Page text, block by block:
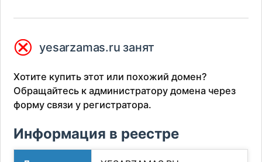
⮿ yesarzamas.ru занят
Хотите купить этот или похожий домен?
Обращайтесь к администратору домена через
форму связи у регистратора.
Информация в реестре